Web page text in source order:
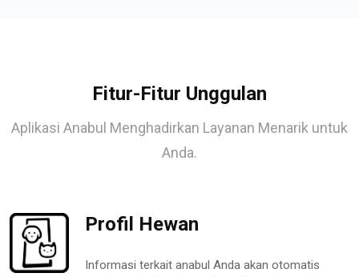
Fitur-Fitur Unggulan
Aplikasi Anabul Menghadirkan Layanan Menarik untuk
Anda.
Profil Hewan
Informasi terkait anabul Anda akan otomatis